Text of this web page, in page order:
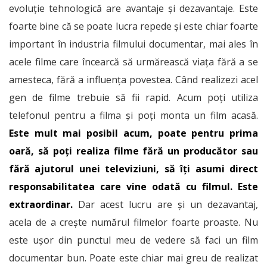
evoluție tehnologică are avantaje și dezavantaje. Este
foarte bine că se poate lucra repede și este chiar foarte
important în industria filmului documentar, mai ales în
acele filme care încearcă să urmărească viața fără a se
amesteca, fără a influența povestea. Când realizezi acel
gen de filme trebuie să fii rapid. Acum poți utiliza
telefonul pentru a filma și poți monta un film acasă.
Este mult mai posibil acum, poate pentru prima
oară, să poți realiza filme fără un producător sau
fără ajutorul unei televiziuni, să îți asumi direct
responsabilitatea care vine odată cu filmul. Este
extraordinar. Dar acest lucru are și un dezavantaj,
acela de a crește numărul filmelor foarte proaste. Nu
este ușor din punctul meu de vedere să faci un film
documentar bun. Poate este chiar mai greu de realizat